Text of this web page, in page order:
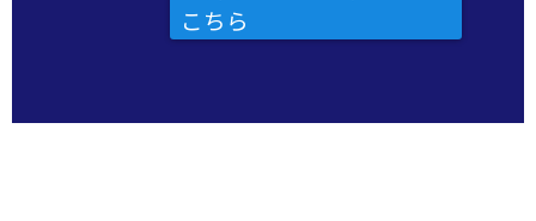
こちら